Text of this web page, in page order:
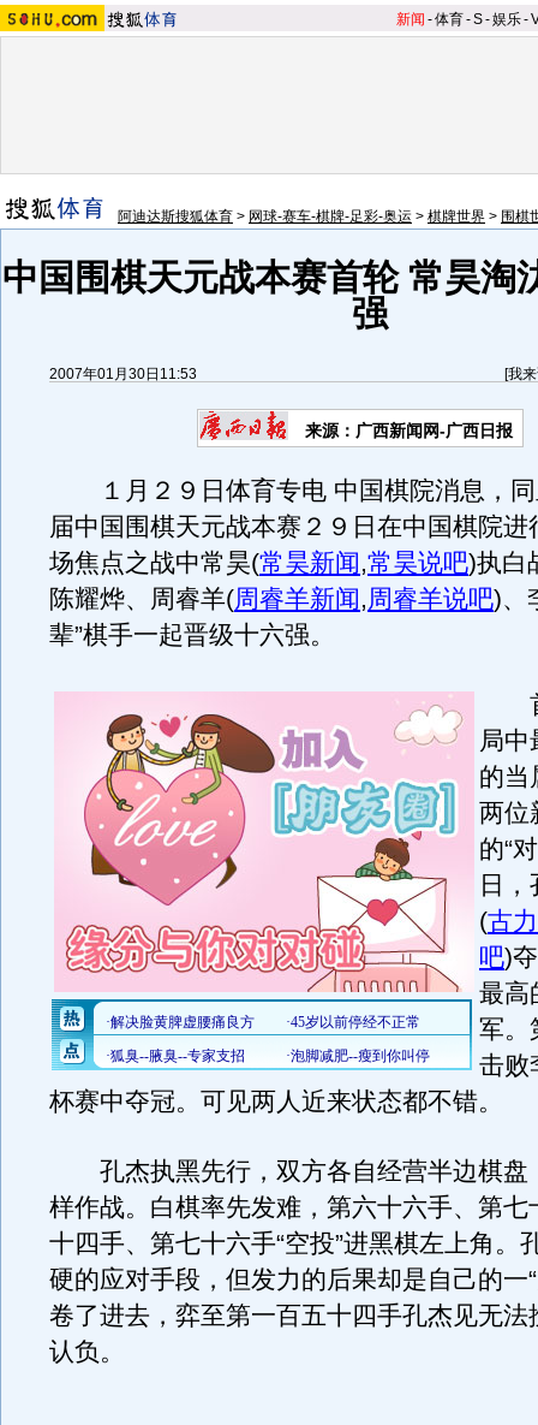
新闻 -体育-S-娱乐-
阿迪达斯搜狐体育 > 网球-赛车-棋牌-足彩-奥运 > 棋牌世界 > 围棋
中国围棋天元战本赛首轮 常昊淘
强
2007年01月30日11:53 [我
来源：广西新闻网-广西日报
１月２９日体育专电 中国棋院消息，同
届中国围棋天元战本赛２９日在中国棋院进
场焦点之战中常昊(常昊新闻,常昊说吧)执白
陈耀烨、周睿羊(周睿羊新闻,周睿羊说吧)、
辈”棋手一起晋级十六强。
首
局中
的当
两位
的“
日
(古
吧)
最高
军。
击败
杯赛中夺冠。可见两人近来状态都不错。
孔杰执黑先行，双方各自经营半边棋盘
样作战。白棋率先发难，第六十六手、第七
十四手、第七十六手“空投”进黑棋左上角。
硬的应对手段，但发力的后果却是自己的一
卷了进去，弈至第一百五十四手孔杰见无法
认负。